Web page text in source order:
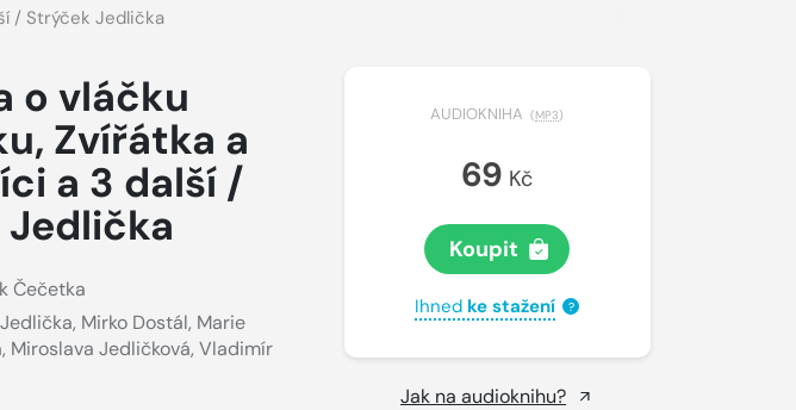
/ Strýček Jedlička
o vláčku
Zvířátka a
a 3 další /
Čečetka
, Mirko Dostál, Marie
, Miroslava Jedličková, Vladimír
AUDIOKNIHA (MP3)
69 Kč
Koupit
Ihned ke stažení ?
Jak na audioknihu?